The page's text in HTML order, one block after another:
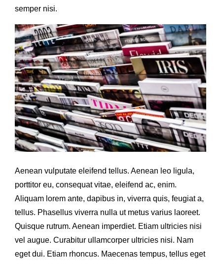
semper nisi.
Aenean vulputate eleifend tellus. Aenean leo ligula,
porttitor eu, consequat vitae, eleifend ac, enim.
Aliquam lorem ante, dapibus in, viverra quis, feugiat a,
tellus. Phasellus viverra nulla ut metus varius laoreet.
Quisque rutrum. Aenean imperdiet. Etiam ultricies nisi
vel augue. Curabitur ullamcorper ultricies nisi. Nam
eget dui. Etiam rhoncus. Maecenas tempus, tellus eget